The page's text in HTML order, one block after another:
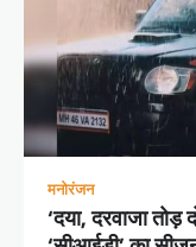
मनोरंजन
‘दया, दरवाजा तोड़